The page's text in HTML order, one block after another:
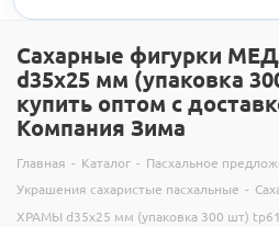
Сахарные фигурки
d35х25 мм (упаковка
купить оптом с
Компания Зима
Главная - Каталог - Пасхальное
Украшения сахаристые пасхальные -
ХРАМЫ d35х25 мм (упаковка 300 шт)